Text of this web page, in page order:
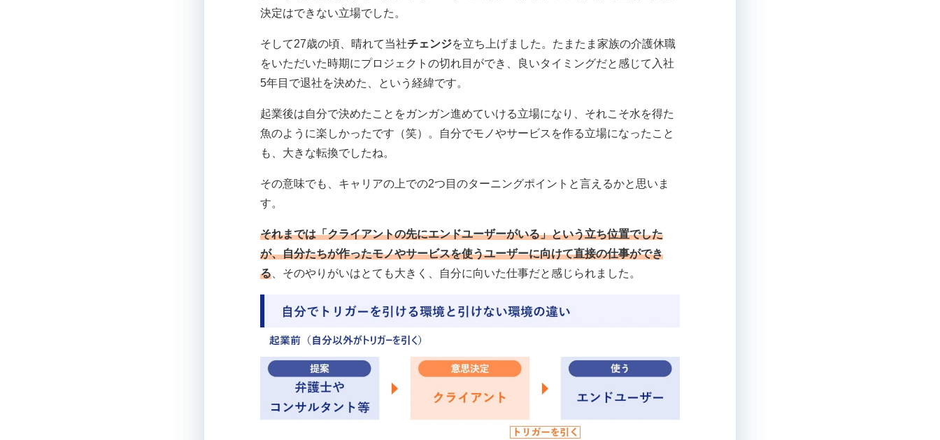
決定はできない立場でした。
そして27歳の頃、晴れて当社チェンジを立ち上げました。たまたま家族の介護休職
をいただいた時期にプロジェクトの切れ目ができ、良いタイミングだと感じて入社
5年目で退社を決めた、という経緯です。
起業後は自分で決めたことをガンガン進めていける立場になり、それこそ水を得た
魚のように楽しかったです（笑）。自分でモノやサービスを作る立場になったこと
も、大きな転換でしたね。
その意味でも、キャリアの上での2つ目のターニングポイントと言えるかと思いま
す。
それまでは「クライアントの先にエンドユーザーがいる」という立ち位置でした
が、自分たちが作ったモノやサービスを使うユーザーに向けて直接の仕事ができ
る 、そのやりがいはとても大きく、自分に向いた仕事だと感じられました。